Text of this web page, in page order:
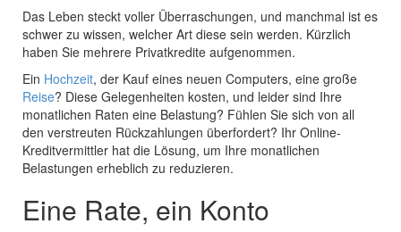
Das Leben steckt voller Überraschungen, und manchmal ist es
schwer zu wissen, welcher Art diese sein werden. Kürzlich
haben Sie mehrere Privatkredite aufgenommen.
Ein Hochzeit, der Kauf eines neuen Computers, eine große
Reise? Diese Gelegenheiten kosten, und leider sind Ihre
monatlichen Raten eine Belastung? Fühlen Sie sich von all
den verstreuten Rückzahlungen überfordert? Ihr Online-
Kreditvermittler hat die Lösung, um Ihre monatlichen
Belastungen erheblich zu reduzieren.
Eine Rate, ein Konto